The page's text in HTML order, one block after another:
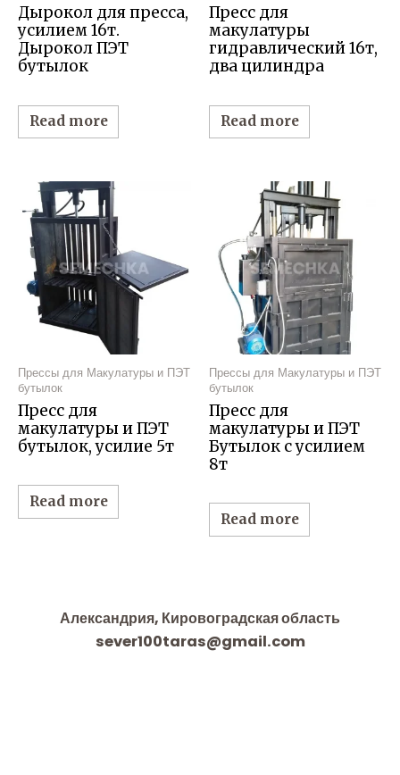
Дырокол для пресса,
усилием 16т.
Дырокол ПЭТ
бутылок
Read more
Пресс для
макулатуры
гидравлический 16т,
два цилиндра
Read more
Прессы для Макулатуры и ПЭТ
бутылок
Пресс для
макулатуры и ПЭТ
бутылок, усилие 5т
Read more
Прессы для Макулатуры и ПЭТ
бутылок
Пресс для
макулатуры и ПЭТ
Бутылок с усилием
8т
Read more
Александрия, Кировоградская область
sever100taras@gmail.com